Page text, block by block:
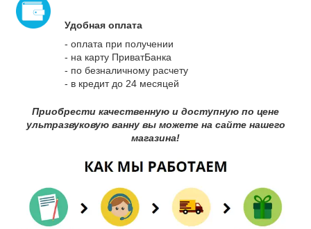
Удобная оплата
- оплата при получении
- на карту ПриватБанка
- по безналичному расчету
- в кредит до 24 месяцей
Приобрести качественную и доступную по цене
ультразвуковую ванну вы можете на сайте нашего
магазина!